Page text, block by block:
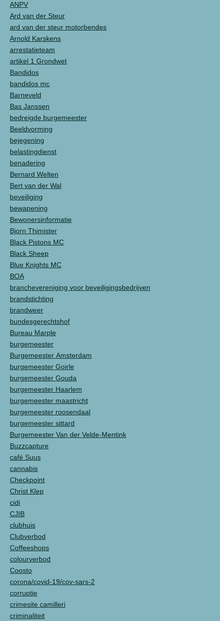
ANPV
Ard van der Steur
ard van der steur motorbendes
Arnold Karskens
arrestatieteam
artikel 1 Grondwet
Bandidos
bandidos mc
Barneveld
Bas Janssen
bedreigde burgemeester
Beeldvorming
bejegening
belastingdienst
benadering
Bernard Welten
Bert van der Wal
beveiliging
bewapening
Bewonersinformatie
Bjorn Thimister
Black Pistons MC
Black Sheep
Blue Knights MC
BOA
branchevereniging voor beveiligingsbedrijven
brandstichting
brandweer
bundesgerechtshof
Bureau Marple
burgemeester
Burgemeester Amsterdam
burgemeester Goirle
burgemeester Gouda
burgemeester Haarlem
burgemeester maastricht
burgemeester roosendaal
burgemeester sittard
Burgemeester Van der Velde-Mentink
Buzzcapture
café Suus
cannabis
Checkpoint
Christ Klep
cidi
CJIB
clubhuis
Clubverbod
Coffeeshops
colourverbod
Coosto
corona/covid-19/cov-sars-2
corruptie
crimesite camilleri
criminaliteit